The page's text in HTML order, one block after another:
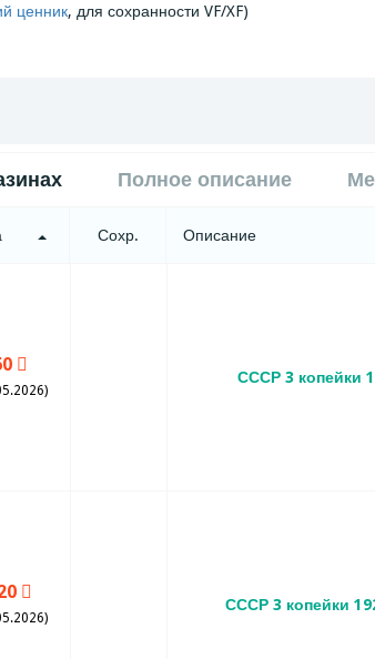
ценник, для сохранности VF/XF)
Полное описание
Сохр. Описание
СССР 3 копейки
СССР 3 копейки